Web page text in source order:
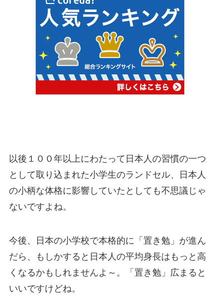
以後１００年以上にわたって日本人の習慣の一つ
として取り込まれた小学生のランドセル、日本人
の小柄な体格に影響していたとしても不思議じゃ
ないですよね。
今後、日本の小学校で本格的に「置き勉」が進ん
だら、もしかすると日本人の平均身長はもっと高
くなるかもしれませんよ～。「置き勉」広まると
いいですけどね。